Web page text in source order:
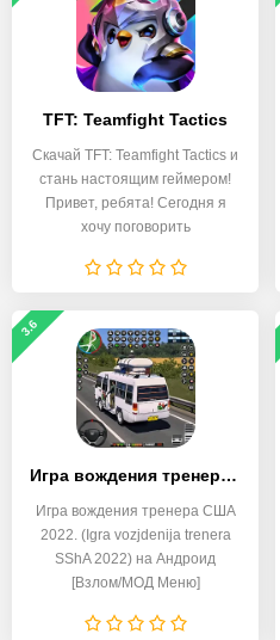
TFT: Teamfight Tactics
Скачай TFT: Teamfight Tactics и
стань настоящим геймером!
Привет, ребята! Сегодня я
хочу поговорить
3.6
Игра вождения тренера США 2022
Игра вождения тренера США
2022. (Igra vozjdenija trenera
SShA 2022) на Андроид
[Взлом/МОД Меню]